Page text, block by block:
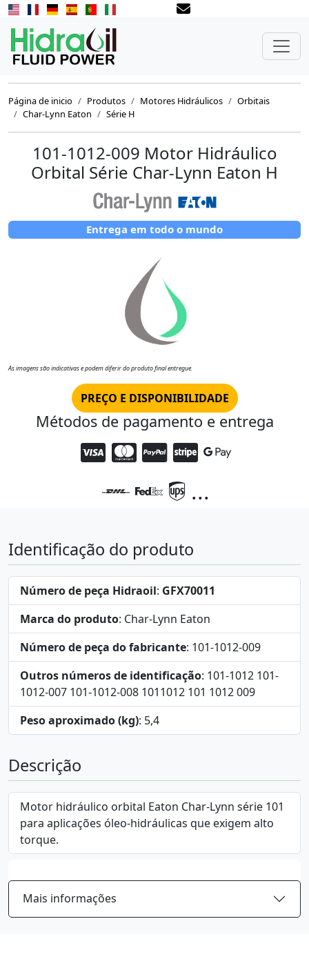
Página de inicio Produtos Motores Hidráulicos
Orbitais
Char-Lynn Eaton
Série H
101-1012-009 Motor Hidráulico
Orbital Série Char-Lynn Eaton H
Entrega em todo o mundo
As imagens são indicativas e podem diferir do produto final entregue.
PREÇO E DISPONIBILIDADE
Métodos de pagamento e entrega
...
Identificação do produto
Número de peça Hidraoil: GFX70011
Marca do produto: Char-Lynn Eaton
Número de peça do fabricante: 101-1012-009
Outros números de identificação: 101-1012 101-
1012-007 101-1012-008 1011012 101 1012 009
Peso aproximado (kg): 5,4
Descrição
Motor hidráulico orbital Eaton Char-Lynn série 101
para aplicações óleo-hidráulicas que exigem alto
torque.
Mais informações